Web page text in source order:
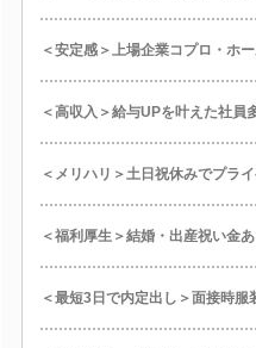
＜安定感＞上場企業コプロ・ホ
＜高収入＞給与UPを叶えた社員
＜メリハリ＞土日祝休みでプラ
＜福利厚生＞結婚・出産祝い金
＜最短3日で内定出し＞面接時服